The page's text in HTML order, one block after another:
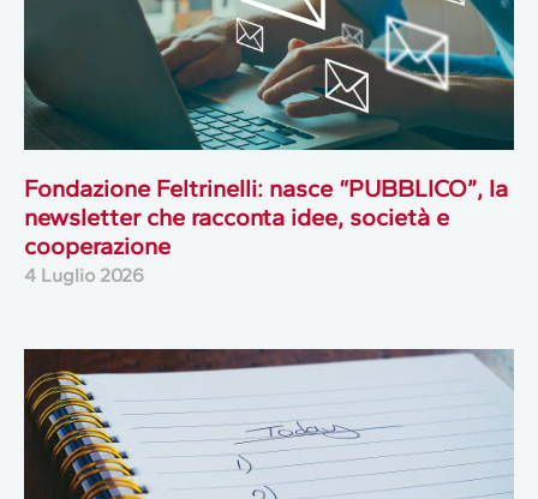
Fondazione Feltrinelli: nasce “PUBBLICO”, la
newsletter che racconta idee, società e
cooperazione
4 Luglio 2026